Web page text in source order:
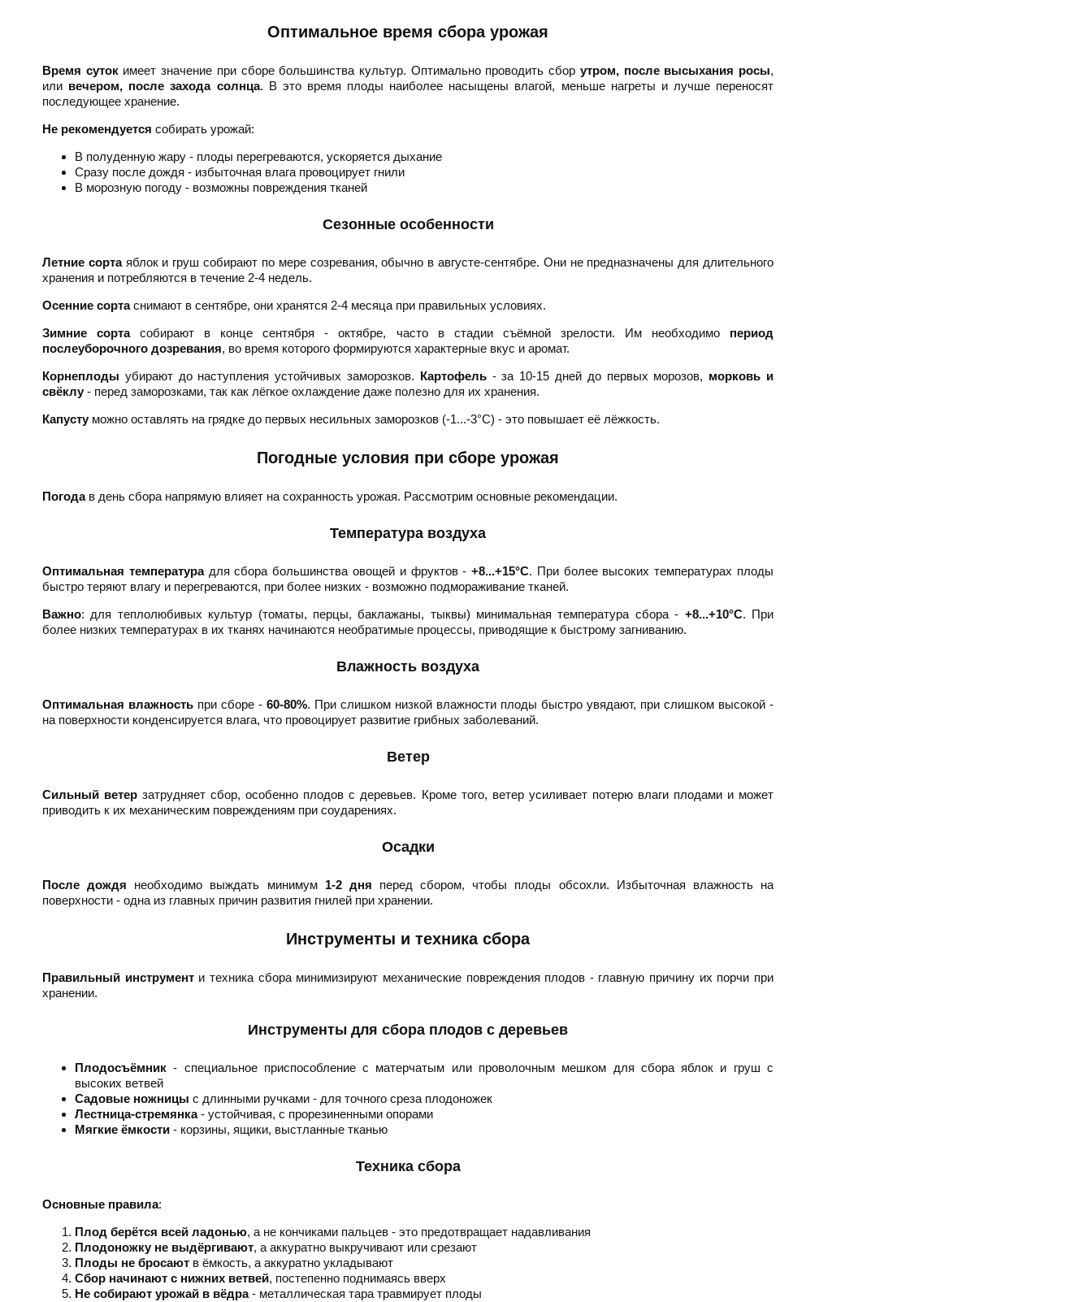
Оптимальное время сбора урожая
Время сутокимеет значение при сборе большинства культур. Оптимально проводить сбор утром, после высыхания росы,
или вечером, после захода солнца. В это время плоды наиболее насыщены влагой, меньше нагреты и лучше переносят
последующее хранение.
Не рекомендуется собирать урожай:
В полуденную жару - плоды перегреваются, ускоряется дыхание
Сразу после дождя - избыточная влага провоцирует гнили
В морозную погоду - возможны повреждения тканей
Сезонные особенности
Летние сортаяблок и груш собирают по мере созревания, обычно в августе-сентябре. Они не предназначены для длительного
хранения и потребляются в течение 2-4 недель.
Осенние сортаснимают в сентябре, они хранятся 2-4 месяца при правильных условиях.
Зимние сортасобирают в конце сентября - октябре, часто в стадии съёмной зрелости. Им необходимо период
послеуборочного дозревания, во время которого формируются характерные вкус и аромат.
Корнеплоды убирают до наступления устойчивых заморозков. Картофель- за 10-15 дней до первых морозов, морковь и
свёклу - перед заморозками, так как лёгкое охлаждение даже полезно для их хранения.
Капусту можно оставлять на грядке до первых несильных заморозков (-1...-3°C) - это повышает её лёжкость.
Погодные условия при сборе урожая
Погодав день сбора напрямую влияет на сохранность урожая. Рассмотрим основные рекомендации.
Температура воздуха
Оптимальная температурадля сбора большинства овощей и фруктов -+8...+15°C. При более высоких температурах плоды
быстро теряют влагу и перегреваются, при более низких - возможно подмораживание тканей.
Важно: для теплолюбивых культур (томаты, перцы, баклажаны, тыквы) минимальная температура сбора - +8...+10°C. При
более низких температурах в их тканях начинаются необратимые процессы, приводящие к быстрому загниванию.
Влажность воздуха
Оптимальная влажность при сборе - 60-80%. При слишком низкой влажности плоды быстро увядают, при слишком высокой -
на поверхности конденсируется влага, что провоцирует развитие грибных заболеваний.
Ветер
Сильный ветер затрудняет сбор, особенно плодов с деревьев. Кроме того, ветер усиливает потерю влаги плодами и может
приводить к их механическим повреждениям при соударениях.
Осадки
После дождя необходимо выждать минимум 1-2 дня перед сбором, чтобы плоды обсохли. Избыточная влажность на
поверхности - одна из главных причин развития гнилей при хранении.
Инструменты и техника сбора
Правильный инструменти техника сбора минимизируют механические повреждения плодов - главную причину их порчи при
хранении.
Инструменты для сбора плодов с деревьев
Плодосъёмник - специальное приспособление с матерчатым или проволочным мешком для сбора яблок и груш с
высоких ветвей
Садовые ножницы с длинными ручками - для точного среза плодоножек
Лестница-стремянка- устойчивая, с прорезиненными опорами
Мягкие ёмкости - корзины, ящики, выстланные тканью
Техника сбора
Основные правила:
Плод берётся всей ладонью, а не кончиками пальцев - это предотвращает надавливания
Плодоножку не выдёргивают, а аккуратно выкручивают или срезают
Плоды не бросают в ёмкость, а аккуратно укладывают
Сбор начинают с нижних ветвей, постепенно поднимаясь вверх
Не собирают урожай в вёдра- металлическая тара травмирует плоды